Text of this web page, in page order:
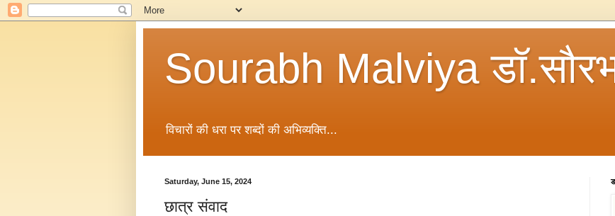
Sourabh Malviya
विचारों की धरा पर शब्दों की अभिव्यक्ति...
Saturday, June 15, 2024
छात्र संवाद